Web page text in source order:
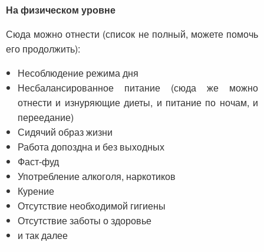
На физическом уровне
Сюда можно отнести (список не полный, можете помочь
его продолжить):
Несоблюдение режима дня
Несбалансированное питание (сюда же можно
отнести и изнуряющие диеты, и питание по ночам, и
переедание)
Сидячий образ жизни
Работа допоздна и без выходных
Фаст-фуд
Употребление алкоголя, наркотиков
Курение
Отсутствие необходимой гигиены
Отсутствие заботы о здоровье
и так далее